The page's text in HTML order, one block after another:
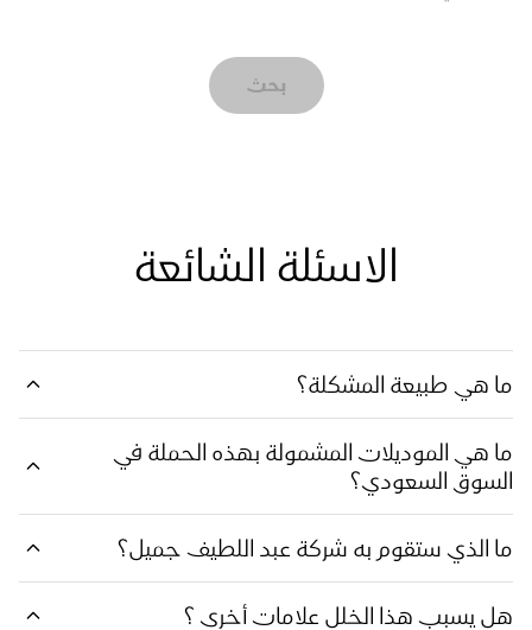
بحث
الاسئلة الشائعة
ما هي طبيعة المشكلة؟
ما هي الموديلات المشمولة بهذه الحملة في
السوق السعودي؟
ما الذي ستقوم به شركة عبد اللطيف جميل؟
هل يسبب هذا الخلل علامات أخرى ؟